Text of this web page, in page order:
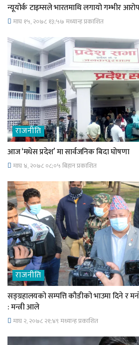
न्यूयोर्क टाइम्सले भारतमाथि लगायो गम्भीर
माघ १५, २०७८ १३;५७ मध्यान्ह प्रकाशित
राजनीति
आज ‘मधेस प्रदेश’ मा सार्वजनिक बिदा घोषणा
माघ ४, २०७८ ०८;०५ बिहान प्रकाशित
राजनीति
सङ्ग्रहालयको सम्पत्ति कौडीको भाउमा दिने र
: मन्त्री आले
माघ २, २०७८ २१;४९ मध्यान्ह प्रकाशित